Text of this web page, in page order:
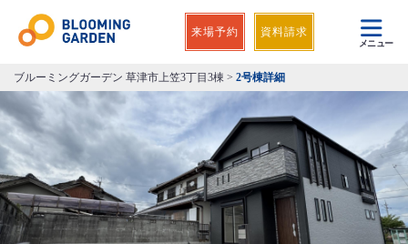
来場予約 資料請求
メニュー
ブルーミングガーデン 草津市上笠3丁目3棟 > 2号棟詳細